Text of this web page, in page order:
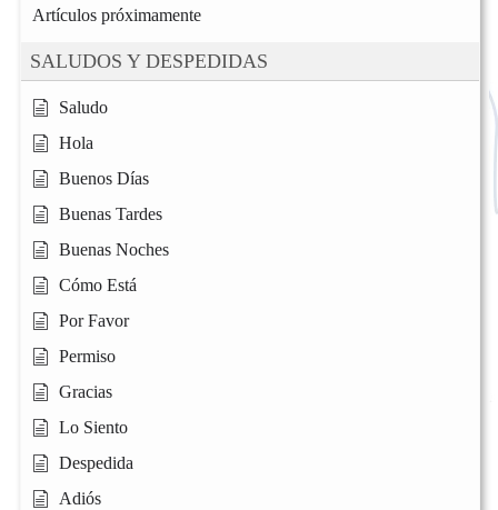
Artículos próximamente
SALUDOS Y DESPEDIDAS
Saludo
Hola
Buenos Días
Buenas Tardes
Buenas Noches
Cómo Está
Por Favor
Permiso
Gracias
Lo Siento
Despedida
Adiós